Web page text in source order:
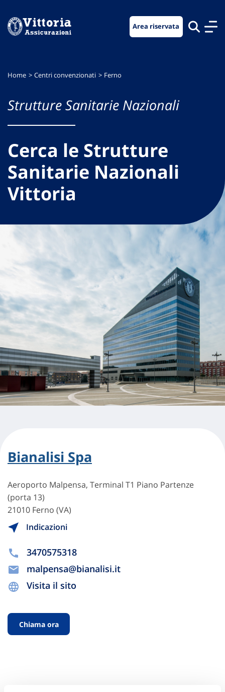
menu
contenuto
footer
Area riservata
Home Centri convenzionati Ferno
Strutture Sanitarie Nazionali
Cerca le Strutture
Sanitarie Nazionali
Vittoria
Bianalisi Spa
Aeroporto Malpensa, Terminal T1 Piano Partenze
(porta 13)
21010 Ferno (VA)
Indicazioni
3470575318
malpensa@bianalisi.it
Visita il sito
Chiama ora